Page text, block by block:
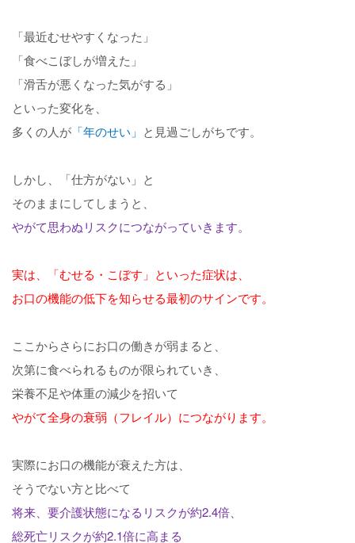
「最近むせやすくなった」
「食べこぼしが増えた」
「滑舌が悪くなった気がする」
といった変化を、
多くの人が 「年のせい」 と見過ごしがちです。
しかし、「仕方がない」と
そのままにしてしまうと、
やがて思わぬリスクにつながっていきます。
実は、 「むせる・こぼす」 といった症状は、
お口の機能の低下を知らせる最初のサインです。
ここからさらにお口の働きが弱まると、
次第に食べられるものが限られていき、
栄養不足や体重の減少を招いて
やがて全身の衰弱（フレイル）につながります。
実際にお口の機能が衰えた方は、
そうでない方と比べて
将来、要介護状態になるリスクが約2.4倍
総死亡リスクが約2.1倍に高まる